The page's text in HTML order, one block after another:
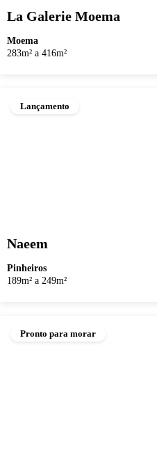
La Galerie Moema
Moema
283m² a 416m²
Lançamento
Naeem
Pinheiros
189m² a 249m²
Pronto para morar